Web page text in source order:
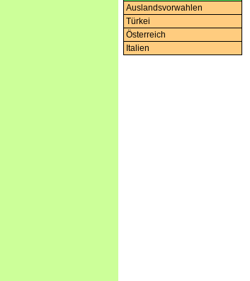
Auslandsvorwahlen
Türkei
Österreich
Italien